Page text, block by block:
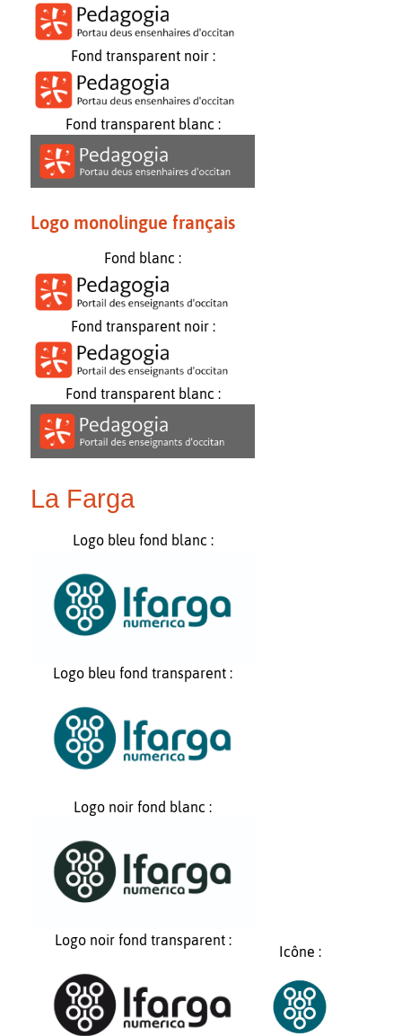
Fond transparent noir :
Fond transparent blanc :
Logo monolingue français
Fond blanc :
Fond transparent noir :
Fond transparent blanc :
La Farga
Logo bleu fond blanc :
Logo bleu fond transparent :
Logo noir fond blanc :
Logo noir fond transparent :
Icône :